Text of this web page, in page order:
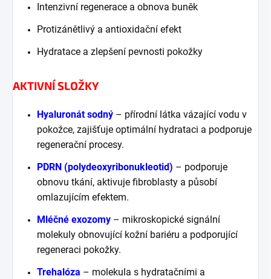
Intenzivní regenerace a obnova buněk
Protizánětlivý a antioxidační efekt
Hydratace a zlepšení pevnosti pokožky
AKTIVNÍ SLOŽKY
Hyaluronát sodný – přírodní látka vázající vodu v
pokožce, zajišťuje optimální hydrataci a podporuje
regenerační procesy.
PDRN (polydeoxyribonukleotid) – podporuje
obnovu tkání, aktivuje fibroblasty a působí
omlazujícím efektem.
Mléčné exozomy – mikroskopické signální
molekuly obnovující kožní bariéru a podporující
regeneraci pokožky.
Trehalóza – molekula s hydratačními a